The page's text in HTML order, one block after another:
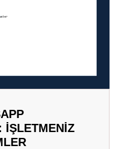
İŞLETMENIZ